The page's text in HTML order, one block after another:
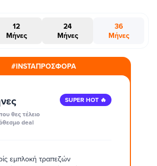
12
Μήνες
24
Μήνες
36
Μήνες
#INSTAΠΡΟΣΦΟΡΑ
θες τέλειο
deal
SUPER HOT 🔥
εμπλοκή τραπεζών